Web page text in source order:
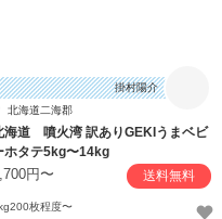
掛村陽介
北海道二海郡
海道 噴火湾 訳ありGEKIうまベビ
ホタテ5kg〜14kg
円〜 送料無料
枚程度〜